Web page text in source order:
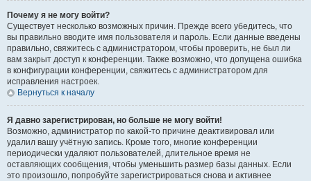
Почему я не могу войти?
Существует несколько возможных причин. Прежде всего убедитесь, что
вы правильно вводите имя пользователя и пароль. Если данные введены
правильно, свяжитесь с администратором, чтобы проверить, не был ли
вам закрыт доступ к конференции. Также возможно, что допущена ошибка
в конфигурации конференции, свяжитесь с администратором для
исправления настроек.
Вернуться к началу
Я давно зарегистрирован, но больше не могу войти!
Возможно, администратор по какой-то причине деактивировал или
удалил вашу учётную запись. Кроме того, многие конференции
периодически удаляют пользователей, длительное время не
оставляющих сообщения, чтобы уменьшить размер базы данных. Если
это произошло, попробуйте зарегистрироваться снова и активнее